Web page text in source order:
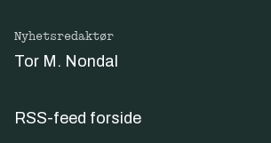
Nyhetsredaktør
Tor M. Nondal
RSS-feed forside